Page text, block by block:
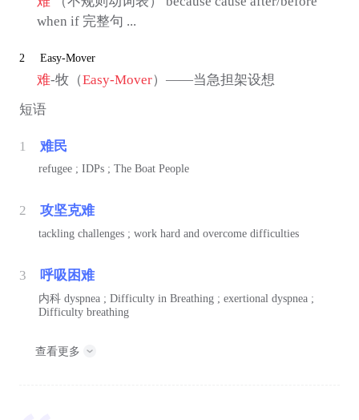
when if 完整句 ...
2 Easy-Mover
难-牧（Easy-Mover）——当急担架设想
短语
1 难民
refugee ; IDPs ; The Boat People
2 攻坚克难
tackling challenges ; work hard and overcome difficulties
3 呼吸困难
内科 dyspnea ; Difficulty in Breathing ; exertional dyspnea ;
Difficulty breathing
查看更多